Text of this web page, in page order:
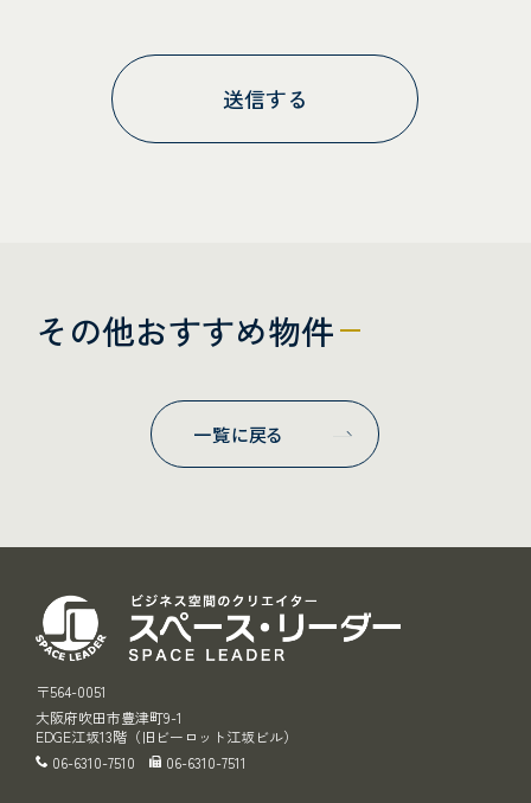
その他おすすめ物件
一覧に戻る
〒564-0051
大阪府吹田市豊津町9-1
EDGE江坂13階（旧ビーロット江坂ビル）
06-6310-7510
06-6310-7511